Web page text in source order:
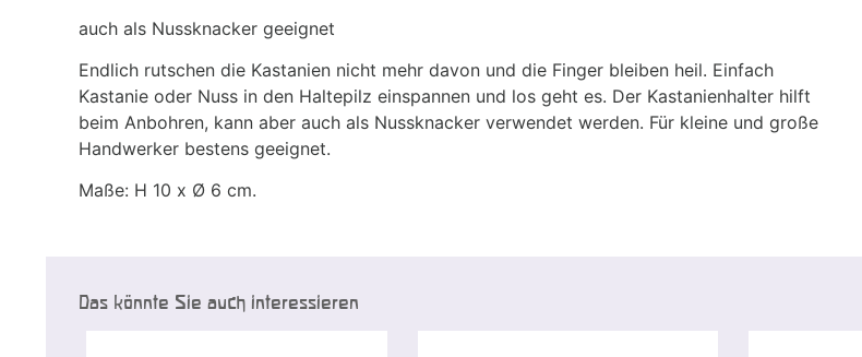
auch als Nussknacker geeignet
Endlich rutschen die Kastanien nicht mehr davon und die Finger bleiben heil. Einfach
Kastanie oder Nuss in den Haltepilz einspannen und los geht es. Der Kastanienhalter hilft
beim Anbohren, kann aber auch als Nussknacker verwendet werden. Für kleine und große
Handwerker bestens geeignet.
Maße: H 10 x Ø 6 cm.
Das könnte Sie auch interessieren